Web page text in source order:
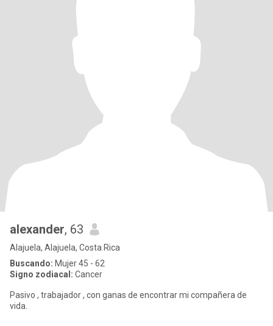
alexander, 63
Alajuela, Alajuela, Costa Rica
Buscando: Mujer 45 - 62
Signo zodiacal: Cancer
Pasivo , trabajador , con ganas de encontrar mi compañera de
vida.